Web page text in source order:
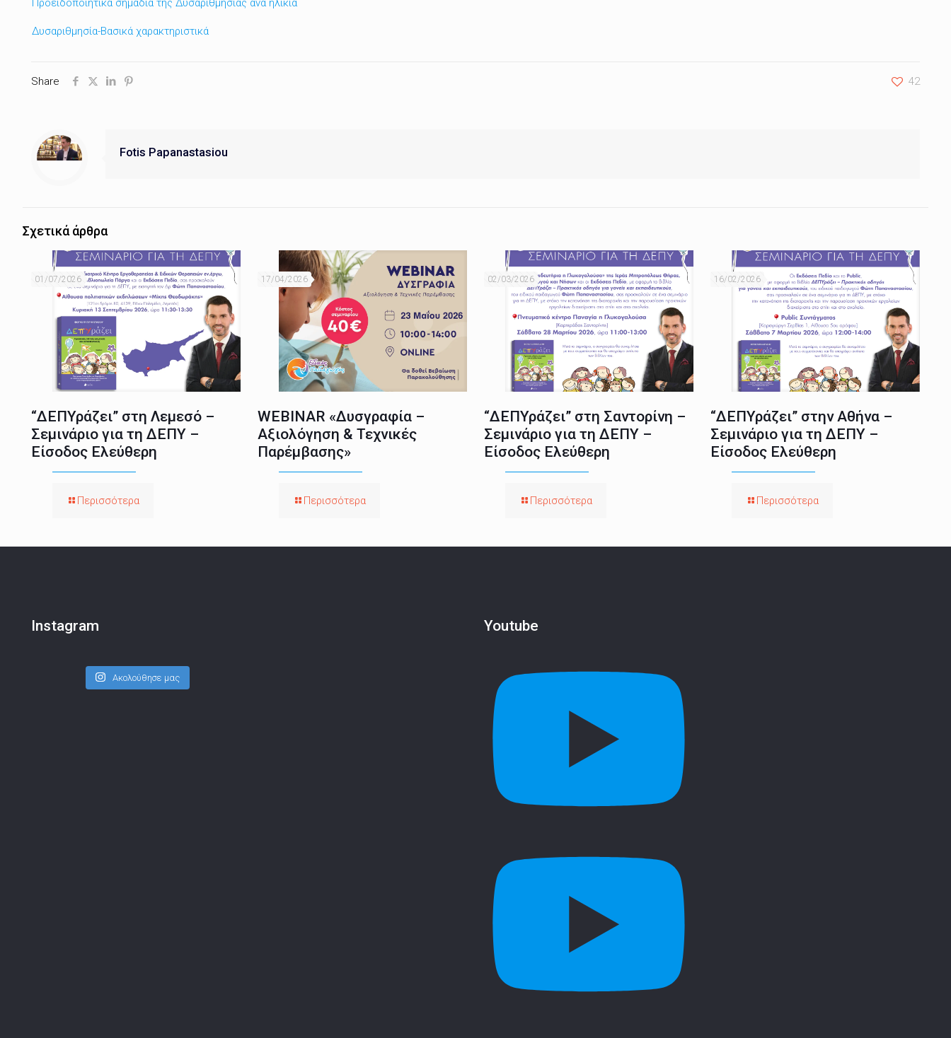
Προειδοποιητικά σημάδια της Δυσαριθμησίας ανά ηλικία
Δυσαριθμησία-Βασικά χαρακτηριστικά
Share 42
Fotis Papanastasiou
Σχετικά άρθρα
01/07/2026
“ΔΕΠΥράζει” στη Λεμεσό –
Σεμινάριο για τη ΔΕΠΥ –
Είσοδος Ελεύθερη
Περισσότερα
17/04/2026
WEBINAR «Δυσγραφία –
Αξιολόγηση & Τεχνικές
Παρέμβασης»
Περισσότερα
02/03/2026
“ΔΕΠΥράζει” στη Σαντορίνη –
Σεμινάριο για τη ΔΕΠΥ –
Είσοδος Ελεύθερη
Περισσότερα
16/02/2026
“ΔΕΠΥράζει” στην Αθήνα –
Σεμινάριο για τη ΔΕΠΥ –
Είσοδος Ελεύθερη
Περισσότερα
Instagram
Ακολούθησε μας
Youtube